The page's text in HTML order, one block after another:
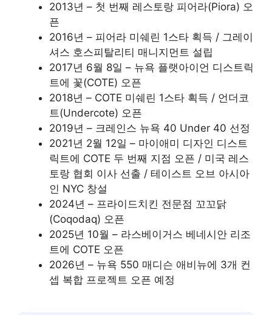
2013년 – 첫 번째 레스토랑 피어라(Piora) 오
픈
2016년 – 피어라 미쉐린 1스타 획득 / 그레이
셔스 호스피탈리티 매니지먼트 설립
2017년 6월 8일 – 뉴욕 플랫아이언 디스트릭
트에 꽃(COTE) 오픈
2018년 – COTE 미쉐린 1스타 획득 / 언더코
트(Undercote) 오픈
2019년 – 크레인스 뉴욕 40 Under 40 선정
2021년 2월 12일 – 마이애미 디자인 디스트
릭트에 COTE 두 번째 지점 오픈 / 미국 레스
토랑 협회 이사 선출 / 테이스트 오브 아시아
인 NYC 창설
2024년 – 프라이드치킨 전문점 꼬꼬닭
(Coqodaq) 오픈
2025년 10월 – 라스베이거스 베네시안 리조
트에 COTE 오픈
2026년 – 뉴욕 550 매디슨 애비뉴에 3개 컨
셉 복합 프로젝트 오픈 예정